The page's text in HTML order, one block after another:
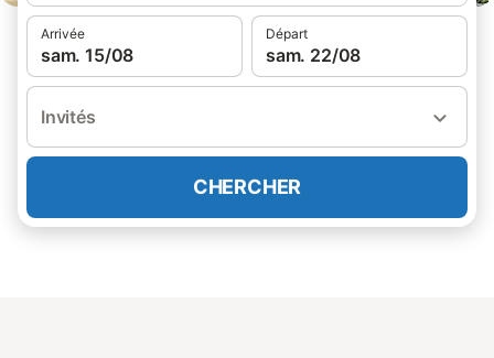
Arrivée
sam. 15/08
Départ
sam. 22/08
Invités
CHERCHER